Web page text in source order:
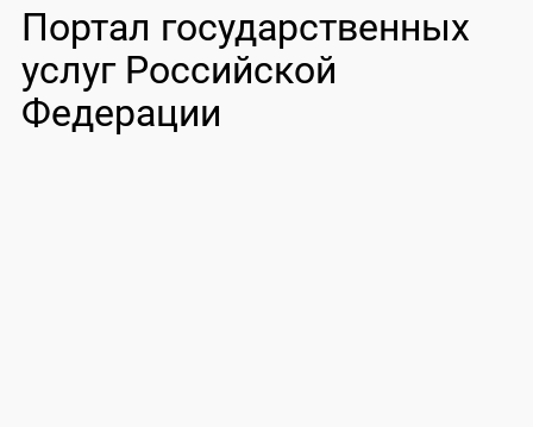
Портал государственных
услуг Российской
Федерации